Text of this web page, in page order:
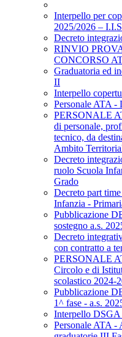
Interpello per
2025/2026 –
Decreto
RINVIO
CONCORSO
Graduatoria ed
II
Interpello
Personale ATA -
PERSONALE
di personale,
tecnico, da
Ambito
Decreto
ruolo Scuola
Grado
Decreto part
Infanzia -
Pubblicazione
sostegno a.s.
Decreto
con contratto a
PERSONALE
Circolo e di
scolastico 2024-
Pubblicazione
1^ fase - a.s.
Interpello DSGA
Personale ATA -